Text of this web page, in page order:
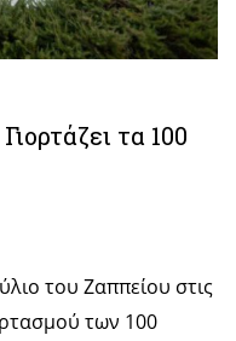
τα 100
του Ζαππείου στις
των 100